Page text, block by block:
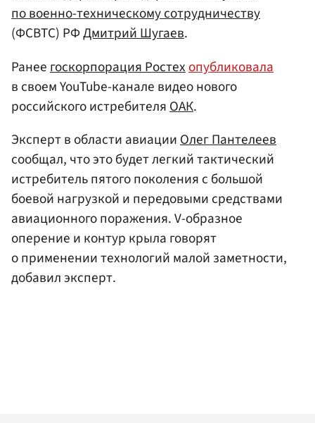
по военно-техническому сотрудничеству
(ФСВТС) РФДмитрий Шугаев.
Ранее госкорпорация Ростех опубликовала
в своем YouTube-канале видео нового
российского истребителя ОАК.
Эксперт в области авиацииОлег Пантелеев
сообщал, что это будет легкий тактический
истребитель пятого поколения с большой
боевой нагрузкой и передовыми средствами
авиационного поражения. V-образное
оперение и контур крыла говорят
о применении технологий малой заметности,
добавил эксперт.